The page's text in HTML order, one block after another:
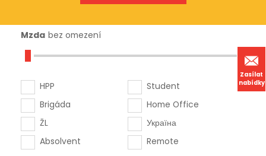
Zasílat
nabídky
Mzda bez omezení
HPP
Brigáda
ŽL
Absolvent
Student
Home Office
Україна
Remote